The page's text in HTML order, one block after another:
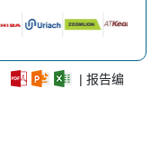
| 报告编